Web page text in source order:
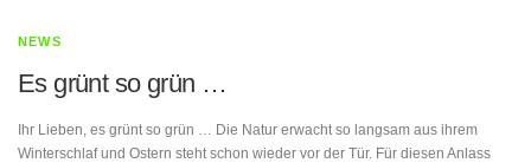
NEWS
Es grünt so grün …
Ihr Lieben, es grünt so grün … Die Natur erwacht so langsam aus ihrem
Winterschlaf und Ostern steht schon wieder vor der Tür. Für diesen Anlass